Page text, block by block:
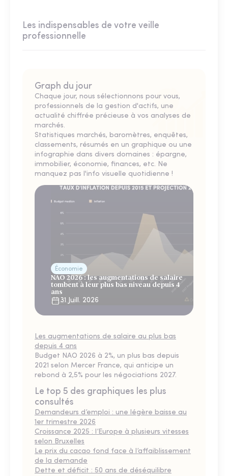
Les indispensables de votre veille
professionnelle
Graph du jour
Chaque jour, nous sélectionnons pour vous,
professionnels de la gestion d'actifs, une
actualité chiffrée précieuse à vos analyses de
marchés.
Statistiques marchés, baromètres, enquêtes,
classements, résumés en un graphique ou une
infographie dans divers domaines : épargne,
immobilier, économie, finances, etc. Ne
manquez pas l'info visuelle quotidienne !
Économie
NAO 2026 : les augmentations de salaire
tombent à leur plus bas niveau depuis 4
ans
31 Juill. 2026
Les augmentations de salaire au plus bas
depuis 4 ans
Budget NAO 2026 à 2%, un plus bas depuis
2021 selon Mercer France, qui anticipe un
rebond à 2,5% pour les négociations 2027.
Le top 5 des graphiques les plus
consultés
Demandeurs d’emploi : une légère baisse au
1er trimestre 2026
Croissance 2025 : l’Europe à plusieurs vitesses
selon Bruxelles
Le prix du cacao fond face à l’affaiblissement
de la demande
Dette et déficit : 50 ans de déséquilibre